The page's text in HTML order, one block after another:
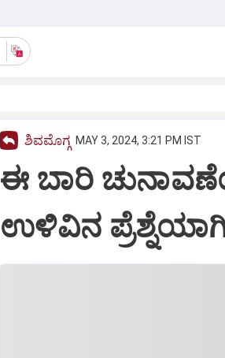
ಶಿವಮೊಗ್ಗ MAY 3, 2024, 3:21 PM IST
ಈ ಬಾರಿ
ಉಳಿವಿನ